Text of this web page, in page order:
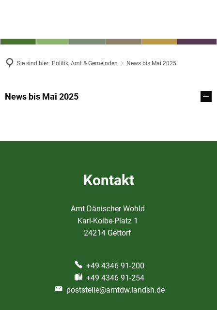
Sie sind hier: Politik, Amt & Gemeinden News bis Mai 2025
News
News bis Mai 2025
Kontakt
Amt Dänischer Wohld
Karl-Kolbe-Platz 1
24214 Gettorf
+49 4346 91-200
+49 4346 91-254
poststelle@amtdw.landsh.de